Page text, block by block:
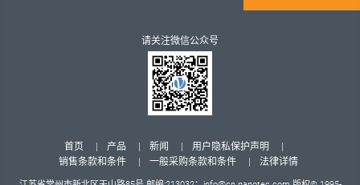
请关注微信公众号
首页 产品 新闻
用户隐私保护声明
销售条款和条件
一般采购条款和条件 法律详情